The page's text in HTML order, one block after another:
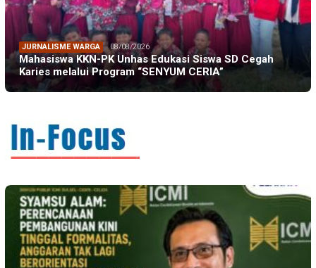
JURNALISME WARGA 08/08/2026
Mahasiswa KKN-PK Unhas Edukasi Siswa SD Cegah
Karies melalui Program “SENYUM CERIA”